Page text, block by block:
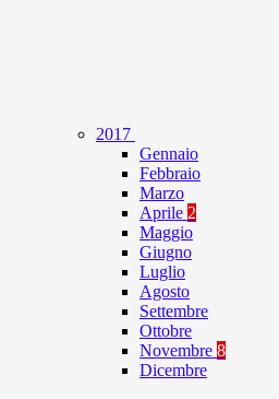
2017
Gennaio
Febbraio
Marzo
Aprile 2
Maggio
Giugno
Luglio
Agosto
Settembre
Ottobre
Novembre 8
Dicembre